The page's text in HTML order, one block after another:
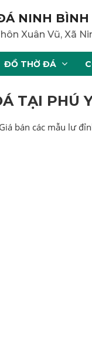
NINH
Xuân Vũ, Xã
ĐỒ THỜ ĐÁ
TẠI PHÚ
bán các mẫu lư